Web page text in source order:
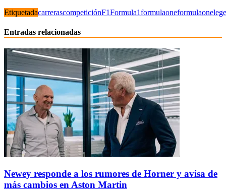
EtiquetadacarrerascompeticiónF1Formula1formulaone
Entradas relacionadas
Newey responde a los rumores de Horner y avisa de
más cambios en Aston Martin